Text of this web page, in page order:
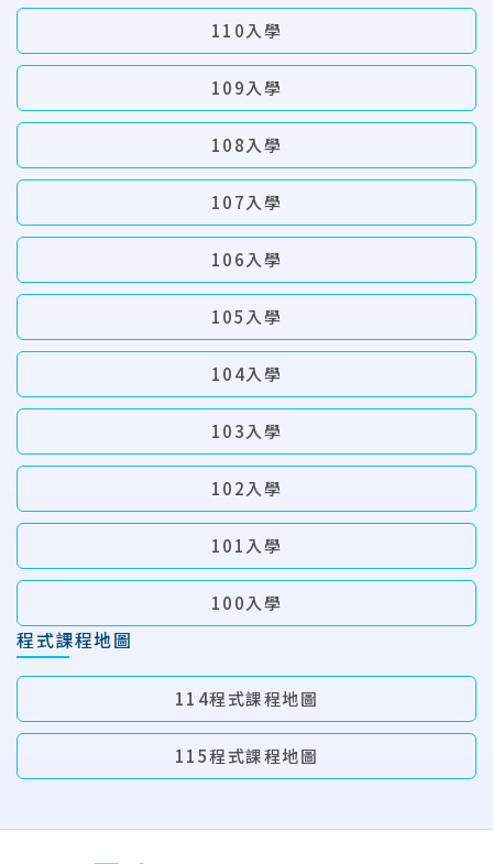
110入學
109入學
108入學
107入學
106入學
105入學
104入學
103入學
102入學
101入學
100入學
程式課程地圖
114程式課程地圖
115程式課程地圖